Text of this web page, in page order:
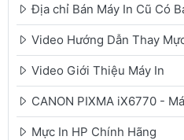
Địa chỉ Bán Máy In Cũ Có
Video Hướng Dẫn Thay
Video Giới Thiệu Máy In
CANON PIXMA iX6770 -
Mực In HP Chính Hãng